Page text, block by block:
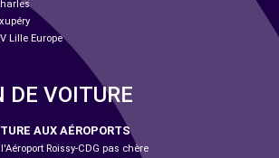
Lille Europe
DE VOITURE
AUX AÉROPORTS
Roissy-CDG pas chère